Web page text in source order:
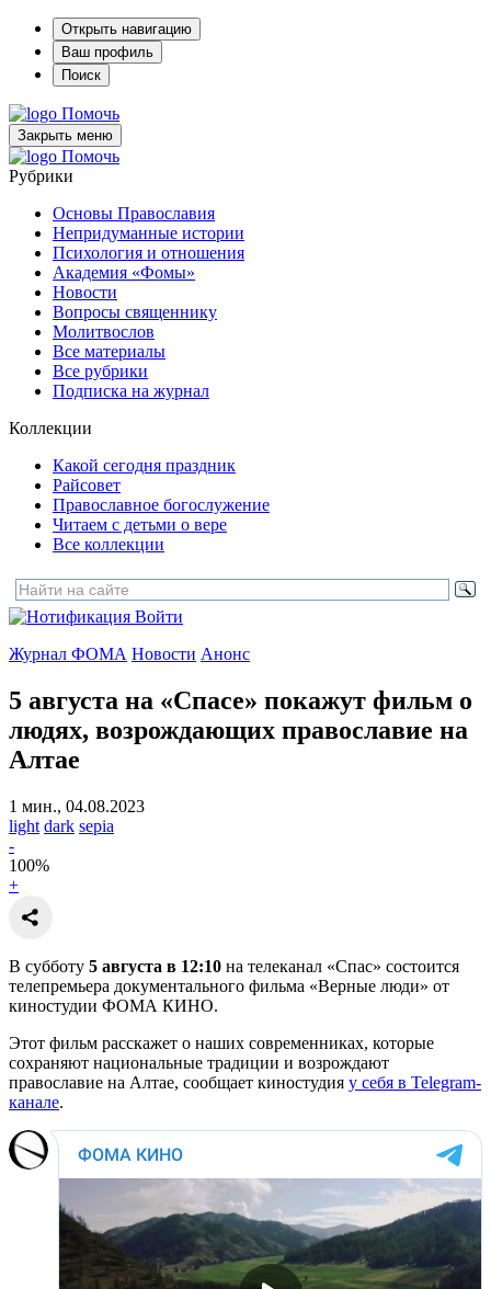
Открыть навигацию
Ваш профиль
Поиск
Помочь
Закрыть меню
Помочь
Рубрики
Основы Православия
Непридуманные истории
Психология и отношения
Академия «Фомы»
Новости
Вопросы священнику
Молитвослов
Все материалы
Все рубрики
Подписка на журнал
Коллекции
Какой сегодня праздник
Райсовет
Православное богослужение
Читаем с детьми о вере
Все коллекции
Войти
Журнал ФОМА Новости Анонс
5 августа на «Спасе» покажут фильм о
людях, возрождающих православие на
Алтае
1 мин., 04.08.2023
light dark sepia
-
100%
+
В субботу 5 августа в 12:10 на телеканал «Спас» состоится
телепремьера документального фильма «Верные люди» от
киностудии ФОМА КИНО.
Этот фильм расскажет о наших современниках, которые
сохраняют национальные традиции и возрождают
православие на Алтае, сообщает киностудия у себя в Telegram-
канале.